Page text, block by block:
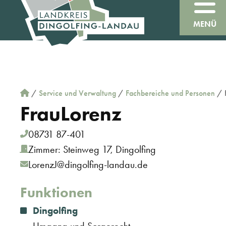
MENÜ
/ Service und Verwaltung / Fachbereiche und Personen /
FrauLorenz
08731 87-401
Zimmer: Steinweg 17, Dingolfing
LorenzJ@dingolfing-landau.de
Funktionen
Dingolfing